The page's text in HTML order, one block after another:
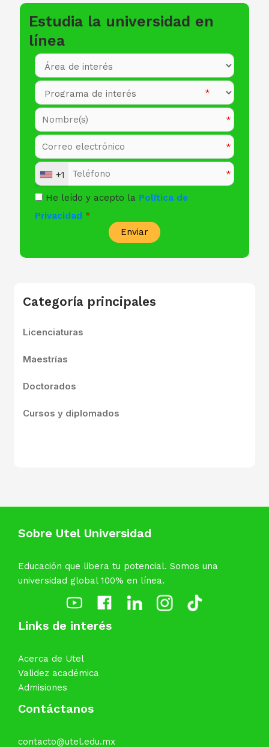
Estudia la universidad en
línea
+1
He leído y acepto la Política de
Privacidad
Enviar
Categoría principales
Licenciaturas
Maestrías
Doctorados
Cursos y diplomados
Sobre Utel Universidad
Educación que libera tu potencial. Somos una
universidad global 100% en línea.
Links de interés
Acerca de Utel
Validez académica
Admisiones
Contáctanos
contacto@utel.edu.mx